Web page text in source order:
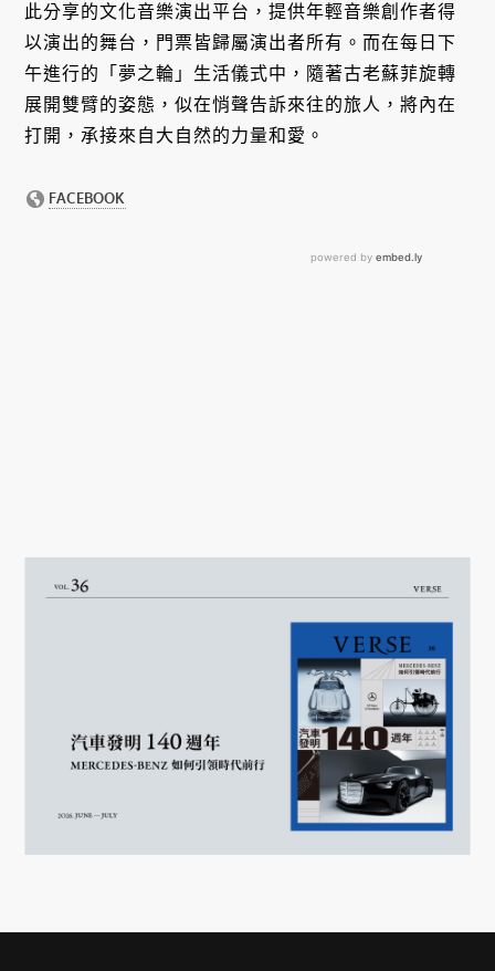
此分享的文化音樂演出平台，提供年輕音樂創作者得
以演出的舞台，門票皆歸屬演出者所有。而在每日下
午進行的「夢之輪」生活儀式中，隨著古老蘇菲旋轉
展開雙臂的姿態，似在悄聲告訴來往的旅人，將內在
打開，承接來自大自然的力量和愛。